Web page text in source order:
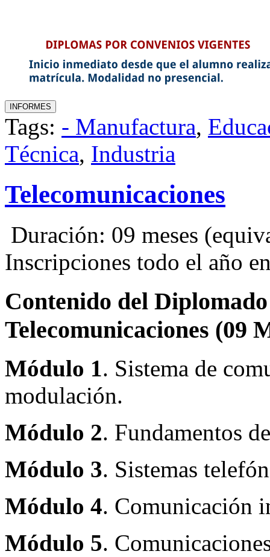
Tags: - Manufactura,
Técnica, Industria
Telecomunicaciones
Duración: 09 meses
Inscripciones todo el año
Contenido del
Telecomunicaciones (09
Módulo 1. Sistema de
modulación.
Módulo 2. Fundamentos
Módulo 3. Sistemas
Módulo 4. Comunicación
Módulo 5.